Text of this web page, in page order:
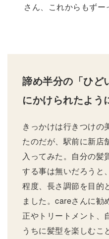
さん、これからもず
諦め半分の「ひど
にかけられたよう
きっかけは行きつけの
たのだが、駅前に新店
入ってみた。自分の髪
する事は無いだろうと
程度、長さ調節を目的
ました。careさんに勧
正やトリートメント、
うちに髪型を楽しむこ